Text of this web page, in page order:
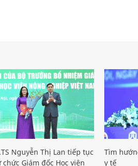
Nguyễn Thị Lan tiếp tục
chức Giám đốc Học viện
Tìm
y tế